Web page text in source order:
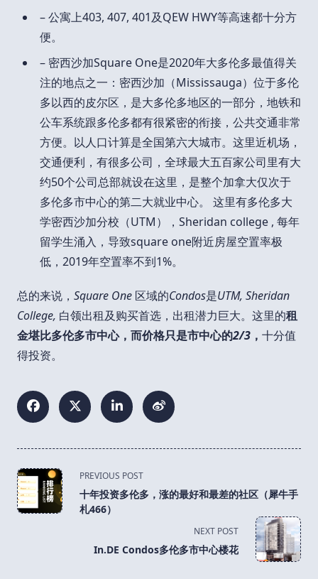
– 公寓上403, 407, 401及QEW HWY等高速都十分方
便。
– 密西沙加Square One是2020年大多伦多最值得关
注的地点之一：密西沙加（Mississauga）位于多伦
多以西的皮尔区，是大多伦多地区的一部分，地铁和
公车系统跟多伦多都有很紧密的衔接，公共交通非常
方便。以人口计算是全国第六大城市。这里近机场，
交通便利，有很多公司，全球最大五百家公司里有大
约50个公司总部就设在这里，是整个加拿大仅次于
多伦多市中心的第二大就业中心。 这里有多伦多大
学密西沙加分校（UTM），Sheridan college , 每年
留学生涌入，导致square one附近房屋空置率极
低，2019年空置率不到1%。
总的来说， Square One 区域的Condos是UTM, Sheridan
College, 白领出租及购买首选，出租潜力巨大。这里的租
金堪比多伦多市中心，而价格只是市中心的2/3 ， 十分值
得投资。
<span
class="nav-
subtitle
PREVIOUS POST
十年投资多伦多，涨的最好和最差的社区（犀牛手
札466）
NEXT POST
In.DE Condos多伦多市中心楼花